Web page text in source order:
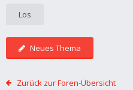
Neues Thema
Zurück zur Foren-Übersicht